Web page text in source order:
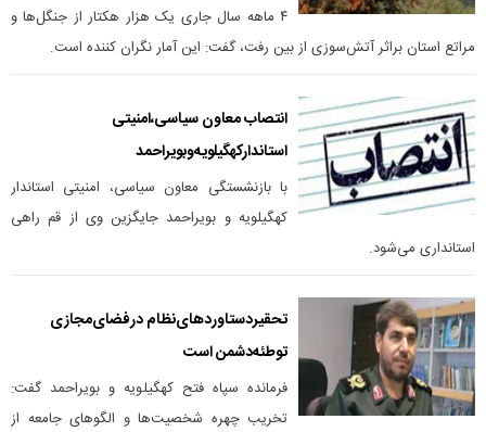
۴ ماهه سال جاری یک هزار هکتار از جنگل‌ها و
مراتع استان براثر آتش‌سوزی از بین رفت، گفت: این آمار نگران کننده است.
انتصاب معاون سیاسی،امنیتی
استاندارکهگیلویه‌وبویراحمد
با بازنشستگی معاون سیاسی، امنیتی استاندار
کهگیلویه و بویراحمد جایگزین وی از قم راهی
استانداری می‌شود.
تحقیردستاوردهای‌نظام درفضای‌مجازی
توطئه‌دشمن است
فرمانده سپاه فتح کهگیلویه و بویراحمد گفت:
تخریب چهره شخصیت‌ها و الگوهای جامعه از